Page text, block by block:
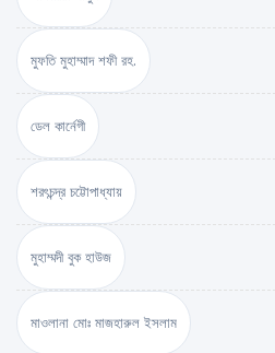
মুফতি মুহাম্মাদ শফী রহ.
ডেল কার্নেগী
শরৎচন্দ্র চট্টোপাধ্যায়
মুহাম্মদী বুক হাউজ
মাওলানা মোঃ মাজহারুল ইসলাম